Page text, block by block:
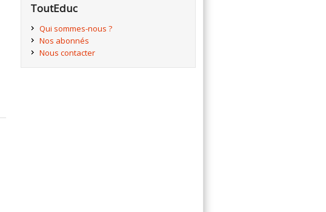
ToutEduc
Qui sommes-nous ?
Nos abonnés
Nous contacter